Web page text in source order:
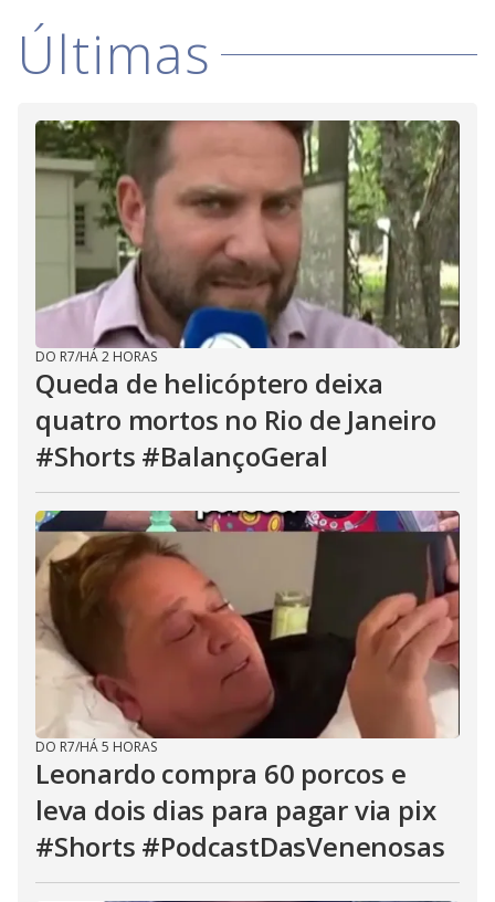
i
d
e
o
Últimas
DO R7/HÁ 2 HORAS
Queda de helicóptero deixa
quatro mortos no Rio de Janeiro
#Shorts #BalançoGeral
DO R7/HÁ 5 HORAS
Leonardo compra 60 porcos e
leva dois dias para pagar via pix
#Shorts #PodcastDasVenenosas